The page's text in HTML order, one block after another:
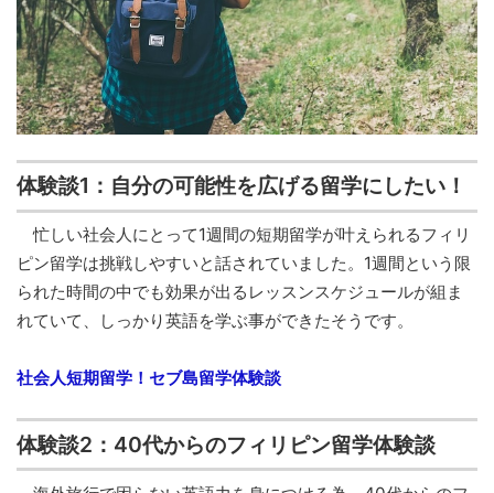
体験談1：自分の可能性を広げる留学にしたい！
忙しい社会人にとって1週間の短期留学が叶えられるフィリ
ピン留学は挑戦しやすいと話されていました。1週間という限
られた時間の中でも効果が出るレッスンスケジュールが組ま
れていて、しっかり英語を学ぶ事ができたそうです。
社会人短期留学！セブ島留学体験談
体験談2：40代からのフィリピン留学体験談